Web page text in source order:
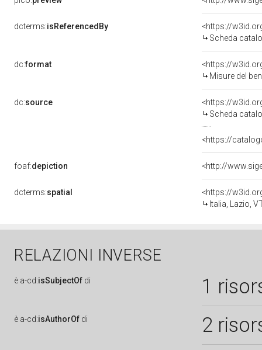
dcterms:isReferencedBy
<https://
Scheda
dc:format
<https://
Misure del
dc:source
<https://
Scheda
<https://
foaf:depiction
dcterms:spatial
<https://
Italia, Lazio,
RELAZIONI INVERSE
è a-cd:isSubjectOf di 1
è a-cd:isAuthorOf di 2